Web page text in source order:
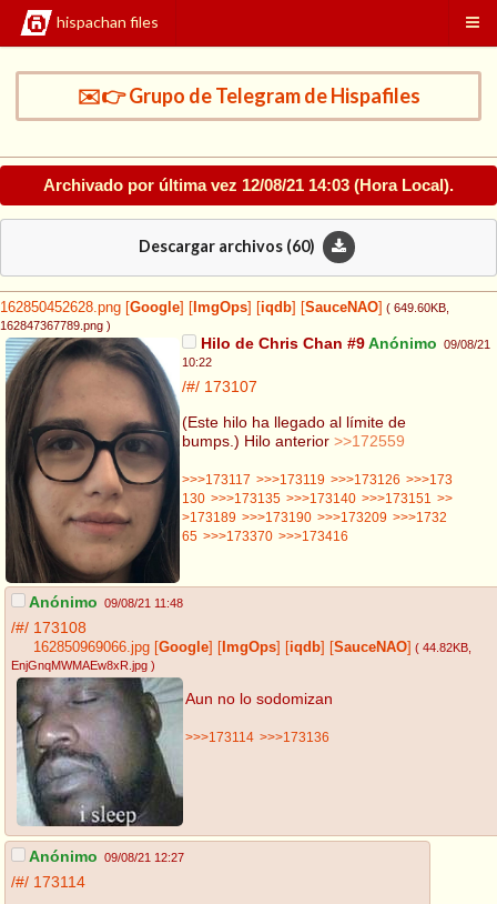
hispachan files
✉️👉 Grupo de Telegram de Hispafiles
Archivado por última vez 12/08/21 14:03 (Hora Local).
Descargar archivos (60)
162850452628.png Google ImgOps iqdb SauceNAO ( 649.60KB
162847367789.png )
Hilo de Chris Chan #9Anónimo 09/08/21
10:22
/#/ 173107
(Este hilo ha llegado al límite de
bumps.) Hilo anterior >>172559
>>>173117 >>>173119 >>>173126 >>>173
130 >>>173135 >>>173140 >>>173151
>>
>173189 >>>173190 >>>173209 >>>1732
65 >>>173370 >>>173416
Anónimo 09/08/21 11:48
/#/ 173108
162850969066.jpg Google ImgOps iqdb SauceNAO ( 44.82KB
EnjGnqMWMAEw8xR.jpg )
Aun no lo sodomizan
>>>173114 >>>173136
Anónimo 09/08/21 12:27
/#/ 173114